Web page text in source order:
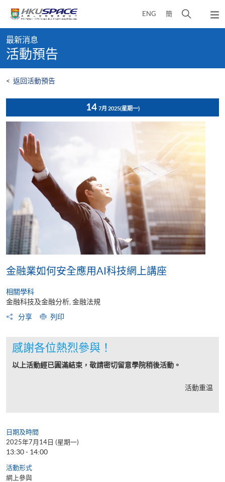
content
ENG 簡
開
彈
出
content
start
最新消息
活動預告
< 返回活動預告
14 7月 2025(星期一)
金融業如何安全應用AI科技網上講座
相關學科
金融科技及金融分析, 金融法規
分享
列印
感謝各位熱烈參與！
以上活動經已圓滿結束，敬請密切留意學院稍後活動。
活動重温
日期及時間
2025年7月14日 (星期一)
13:30 - 14:00
活動形式
網上參與